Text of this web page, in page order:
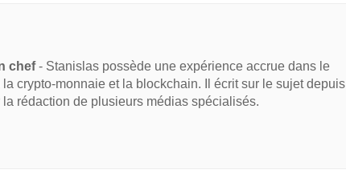
chef- Stanislas possède une expérience accrue dans le
crypto-monnaie et la blockchain. Il écrit sur le sujet depuis
rédaction de plusieurs médias spécialisés.